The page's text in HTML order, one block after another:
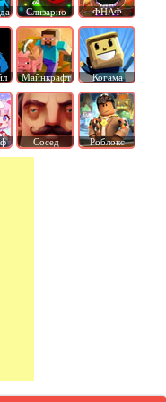
Слизарио ФНАФ
Майнкрафт Когама
Сосед Роблокс